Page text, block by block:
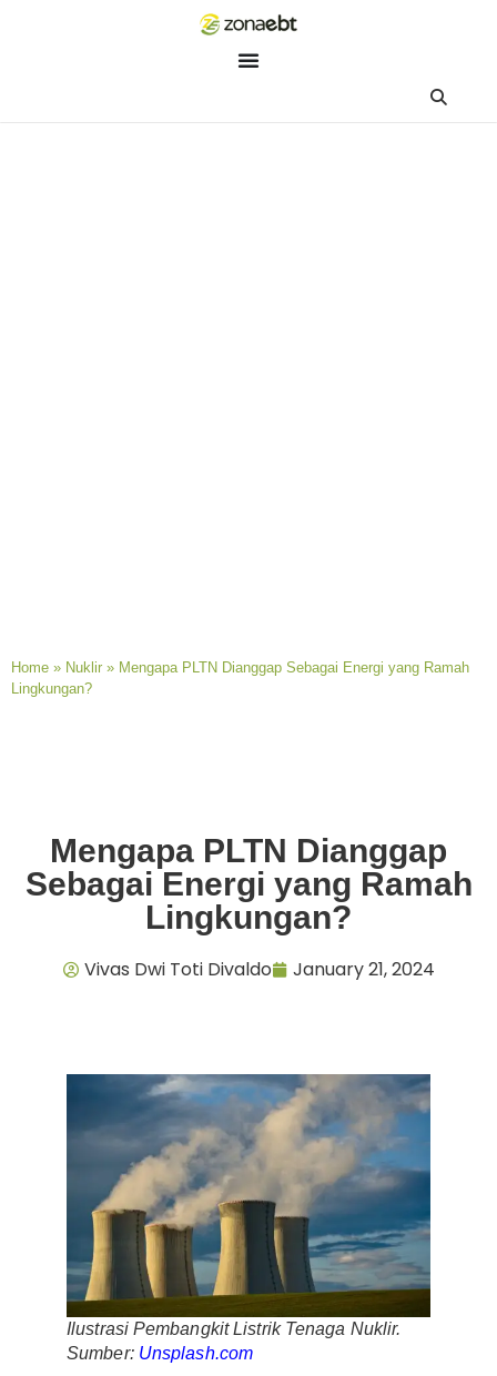
Home » Nuklir » Mengapa PLTN Dianggap Sebagai Energi yang Ramah
Lingkungan?
Mengapa PLTN Dianggap
Sebagai Energi yang Ramah
Lingkungan?
Vivas Dwi Toti Divaldo January 21, 2024
Ilustrasi Pembangkit Listrik Tenaga Nuklir.
Sumber: Unsplash.com